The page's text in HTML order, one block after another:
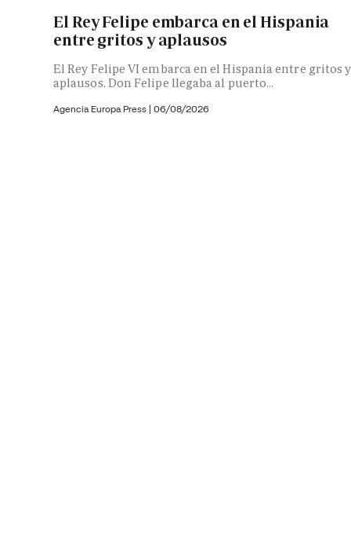
El Rey Felipe embarca en el Hispania
entre gritos y aplausos
El Rey Felipe VI embarca en el Hispania entre gritos y
aplausos. Don Felipe llegaba al puerto...
Agencia Europa Press | 06/08/2026